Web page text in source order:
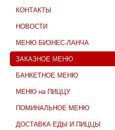
КОНТАКТЫ
НОВОСТИ
МЕНЮ БИЗНЕС-ЛАНЧА
ЗАКАЗНОЕ МЕНЮ
БАНКЕТНОЕ МЕНЮ
МЕНЮ на ПИЦЦУ
ПОМИНАЛЬНОЕ МЕНЮ
ДОСТАВКА ЕДЫ И ПИЦЦЫ